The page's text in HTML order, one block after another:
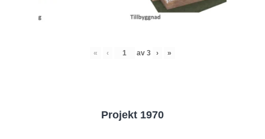
« ‹ av 3 › »
Projekt 1970